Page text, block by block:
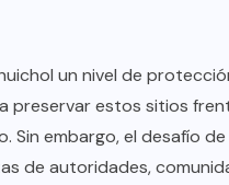
un nivel de
preservar estos sitios
Sin embargo, el desafío
de autoridades,